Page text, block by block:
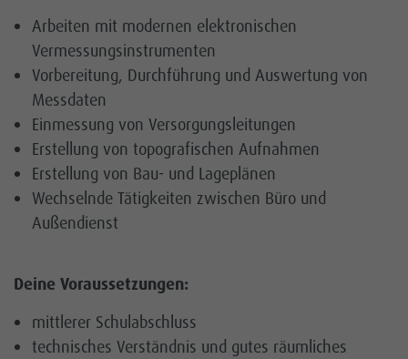
Online Service und Formulare
Kontakt
Karriere
Kundenportal
Netz
Arbeiten mit modernen elektronischen
Vermessungsinstrumenten
Vorbereitung, Durchführung und Auswertung von
Messdaten
Einmessung von Versorgungsleitungen
Erstellung von topografischen Aufnahmen
Erstellung von Bau- und Lageplänen
Wechselnde Tätigkeiten zwischen Büro und
Außendienst
Deine Voraussetzungen:
mittlerer Schulabschluss
technisches Verständnis und gutes räumliches